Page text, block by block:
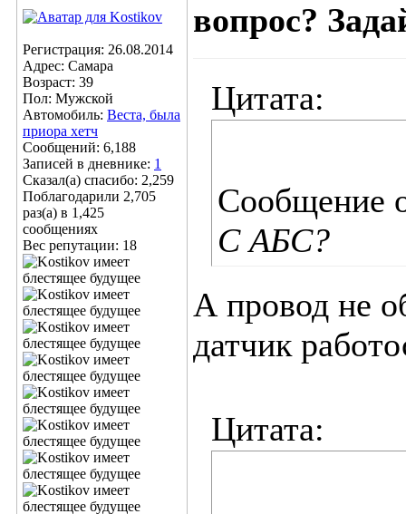
Регистрация: 26.08.2014
Адрес: Самара
Возраст: 39
Пол: Мужской
Автомобиль: Веста, была
приора хетч
Сообщений: 6,188
Записей в дневнике: 1
Сказал(а) спасибо: 2,259
Поблагодарили 2,705
раз(а) в 1,425
сообщениях
Вес репутации: 18
вопрос?
Цитата:
Сообщение
С АБС?
А провод не
датчик
Цитата: